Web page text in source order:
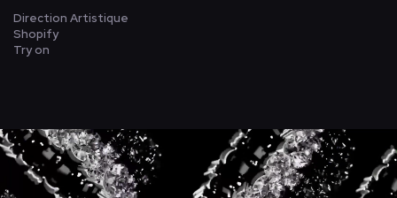
Direction Artistique
Shopify
Try on